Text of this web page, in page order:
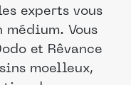
experts vous
médium. Vous
et Rêvance
moelleux,